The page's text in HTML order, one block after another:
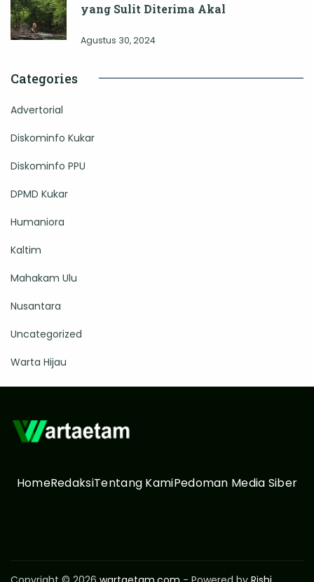
yang Sulit Diterima Akal
Agustus 30, 2024
Categories
Advertorial
Diskominfo Kukar
Diskominfo PPU
DPMD Kukar
Humaniora
Kaltim
Mahakam Ulu
Nusantara
Uncategorized
Warta Hijau
HomeRedaksiTentang KamiPedoman Media Siber